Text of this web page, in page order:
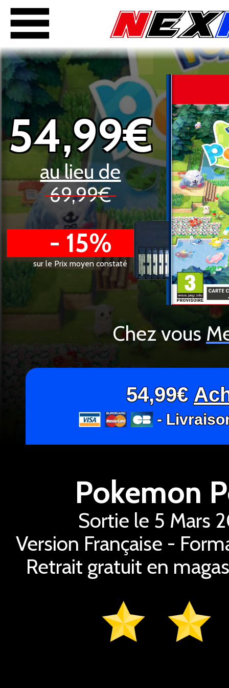
54,99€
au lieu de
69,99€
- 15%
sur le Prix moyen constaté
Chez vous
54,99€
-
Pokemon
Sortie le 5 Mars
Version Française -
Retrait gratuit en